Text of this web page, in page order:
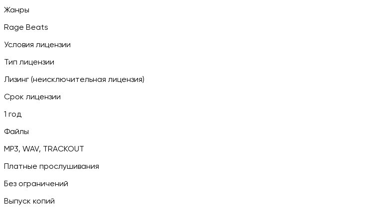
Жанры
Rage Beats
Условия лицензии
Тип лицензии
Лизинг (неисключительная лицензия)
Срок лицензии
1 год
Файлы
MP3, WAV, TRACKOUT
Платные прослушивания
Без ограничений
Выпуск копий